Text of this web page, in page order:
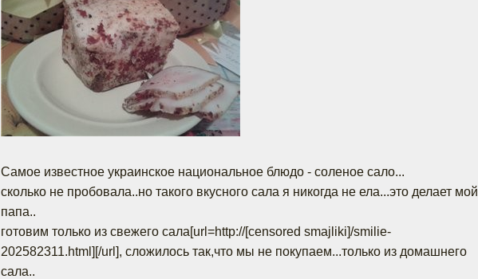
Самое известное украинское национальное блюдо - соленое сало...
сколько не пробовала..но такого вкусного сала я никогда не ела...это делает мой
папа..
готовим только из свежего сала[url=http://[censored smajliki]/smilie-
202582311.html] [/url], сложилось так,что мы не покупаем...только из домашнего
сала..